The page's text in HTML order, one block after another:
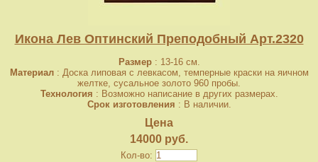
Икона Лев Оптинский Преподобный Арт.2320
Размер: 13-16 см.
Материал: Доска липовая с левкасом, темперные краски на яичном
желтке, сусальное золото 960 пробы.
Технология : Возможно написание в других размерах.
Срок изготовления : В наличии.
Цена
14000 руб.
Кол-во: